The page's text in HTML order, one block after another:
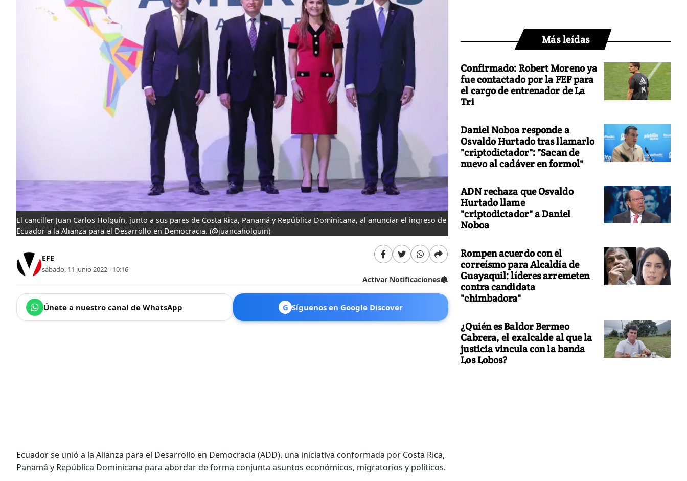
El canciller Juan Carlos Holguín, junto a sus pares de Costa Rica, Panamá y República Dominicana, al anunciar el ingreso de
Ecuador a la Alianza para el Desarrollo en Democracia. (@juancaholguin)
EFE
sábado, 11 junio 2022 - 10:16
Activar Notificaciones
Únete a nuestro canal de WhatsApp G Síguenos en Google Discover
Ecuador se unió a la Alianza para el Desarrollo en Democracia (ADD), una iniciativa conformada por Costa Rica,
Panamá y República Dominicana para abordar de forma conjunta asuntos económicos, migratorios y políticos.
Más leídas
Confirmado: Robert Moreno ya
fue contactado por la FEF para
el cargo de entrenador de La
Tri
Daniel Noboa responde a
Osvaldo Hurtado tras llamarlo
"criptodictador": "Sacan de
nuevo al cadáver en formol"
ADN rechaza que Osvaldo
Hurtado llame
"criptodictador" a Daniel
Noboa
Rompen acuerdo con el
correísmo para Alcaldía de
Guayaquil: líderes arremeten
contra candidata
"chimbadora"
¿Quién es Baldor Bermeo
Cabrera, el exalcalde al que la
justicia vincula con la banda
Los Lobos?